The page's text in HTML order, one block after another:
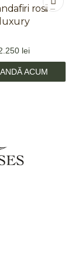
rosii –
luxury
lei
ACUM